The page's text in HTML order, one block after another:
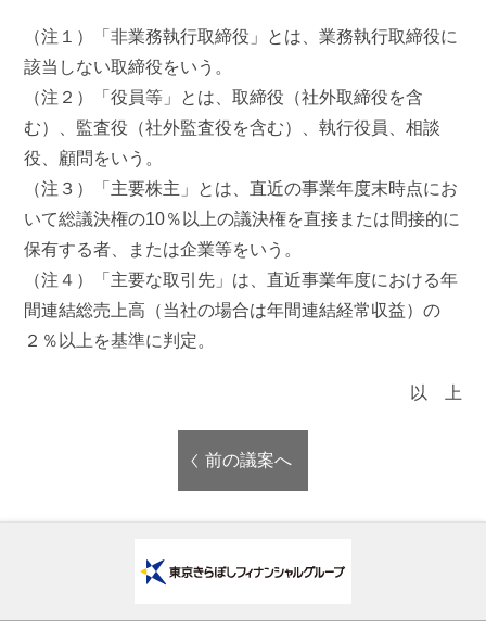
（注１）「非業務執行取締役」とは、業務執行取締役に
該当しない取締役をいう。
（注２）「役員等」とは、取締役（社外取締役を含
む）、監査役（社外監査役を含む）、執行役員、相談
役、顧問をいう。
（注３）「主要株主」とは、直近の事業年度末時点にお
いて総議決権の10％以上の議決権を直接または間接的に
保有する者、または企業等をいう。
（注４）「主要な取引先」は、直近事業年度における年
間連結総売上高（当社の場合は年間連結経常収益）の
２％以上を基準に判定。
以 上
前の議案へ